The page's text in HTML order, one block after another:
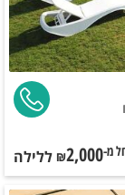
מ-₪2,000 ללילה